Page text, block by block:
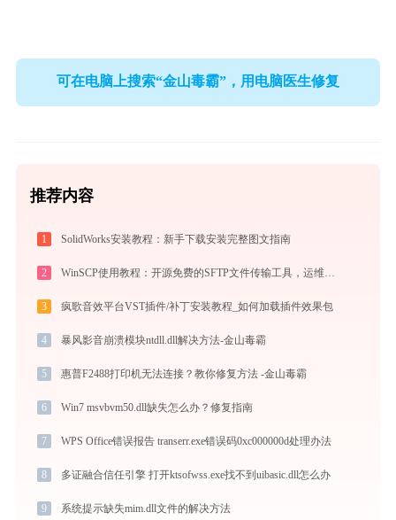
可在电脑上搜索“金山毒霸”，用电脑医生修复
推荐内容
1 SolidWorks安装教程：新手下载安装完整图文指南
2 WinSCP使用教程：开源免费的SFTP文件传输工具，运维必备远程管理利器
3 疯歌音效平台VST插件/补丁安装教程_如何加载插件效果包
4 暴风影音崩溃模块ntdll.dll解决方法-金山毒霸
5 惠普F2488打印机无法连接？教你修复方法 -金山毒霸
6 Win7 msvbvm50.dll缺失怎么办？修复指南
7 WPS Office错误报告 transerr.exe错误码0xc000000d处理办法
8 多证融合信任引擎 打开ktsofwss.exe找不到uibasic.dll怎么办
9 系统提示缺失mim.dll文件的解决方法